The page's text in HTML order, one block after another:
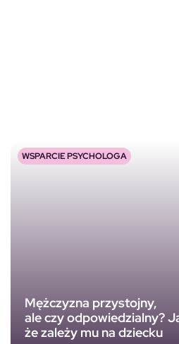
Mężczyzna przystojny,
ale czy odpowiedzialny?
że zależy mu na dziecku
WSPARCIE PSYCHOLOGA